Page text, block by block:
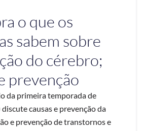
o que os
sabem sobre
do cérebro;
prevenção
da primeira temporada de
causas e prevenção da
e prevenção de transtornos e